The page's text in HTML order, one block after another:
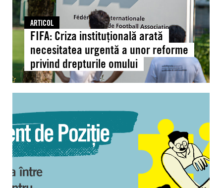
reforme
privind
drepturile
omului
ARTICOL
FIFA: Criza instituțională arată
necesitatea urgentă a unor reforme
privind drepturile omului
Document
de
poziție
în
urma
participării